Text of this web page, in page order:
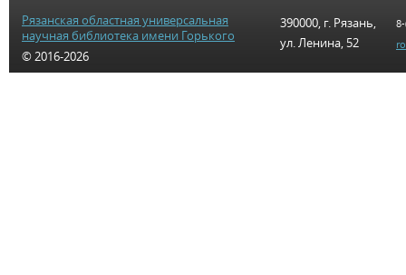
Рязанская областная универсальная
научная библиотека имени Горького
© 2016-2026
390000, г. Рязань,
ул. Ленина, 52